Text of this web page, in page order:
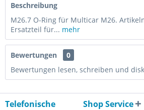
Beschreibung
M26.7 O-Ring für Multicar M26.
Ersatzteil für... mehr
Bewertungen
0
Bewertungen lesen, schreiben und
Telefonische
Shop Service